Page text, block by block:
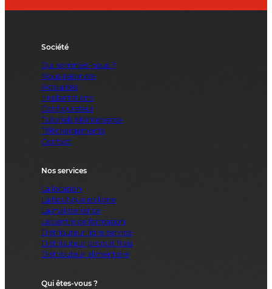
Société
Qui sommes-nous ?
Nous rejoindre
Actualités
Implantations
Configurateur
Tutoriels Maintenance
Téléchargements
Contact
Nos services
La location
La boutique en ligne
La maintenance
Le centre de formation
Distributeur libre-service
Distributeur produit frais
Distributeur alimentaire
Qui êtes-vous ?